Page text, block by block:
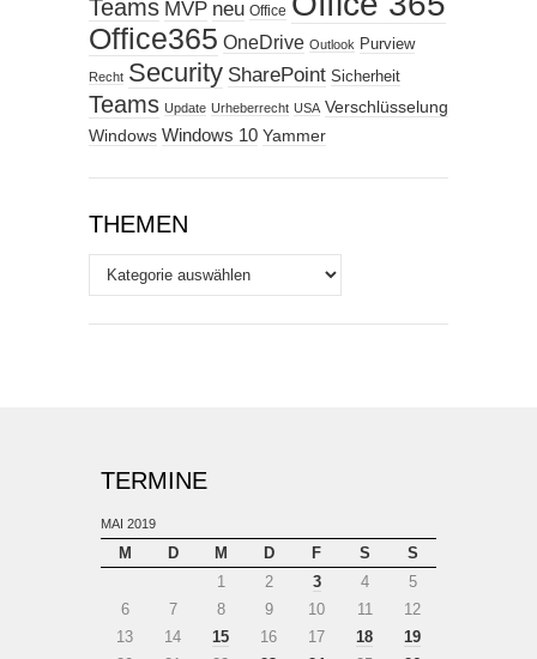
Teams MVP neu Office
Office365 OneDrive Outlook Purview
Recht Security SharePoint Sicherheit
Teams Update Urheberrecht USA Verschlüsselung
Windows Windows 10 Yammer
THEMEN
Themen
TERMINE
MAI 2019
M D M D F S
S
1
2 3 4
5
6
7 8 9 10 11
12
13
14 15 16 17 18
19